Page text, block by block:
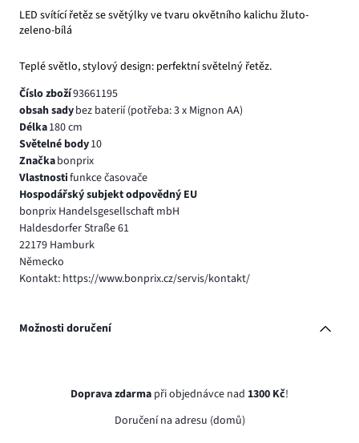
LED svítící řetěz se světýlky ve tvaru okvětního kalichu žluto-
zeleno-bílá
Teplé světlo, stylový design: perfektní světelný řetěz.
Číslo zboží93661195
obsah sadybez baterií (potřeba: 3 x Mignon AA)
Délka180 cm
Světelné body10
Značkabonprix
Vlastnostifunkce časovače
Hospodářský subjekt odpovědný EU
bonprix Handelsgesellschaft mbH
Haldesdorfer Straße 61
22179 Hamburk
Německo
Kontakt: https://www.bonprix.cz/servis/kontakt/
Možnosti doručení
Doprava zdarma při objednávce nad 1300 Kč!
Doručení na adresu (domů)